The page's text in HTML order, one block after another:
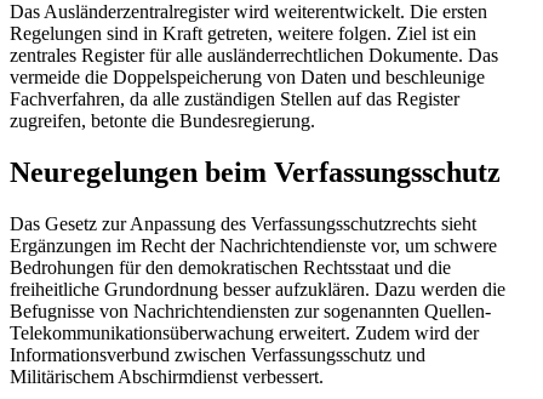
Das Ausländerzentralregister wird weiterentwickelt. Die ersten
Regelungen sind in Kraft getreten, weitere folgen. Ziel ist ein
zentrales Register für alle ausländerrechtlichen Dokumente. Das
vermeide die Doppelspeicherung von Daten und beschleunige
Fachverfahren, da alle zuständigen Stellen auf das Register
zugreifen, betonte die Bundesregierung.
Neuregelungen beim Verfassungsschutz
Das Gesetz zur Anpassung des Verfassungsschutzrechts sieht
Ergänzungen im Recht der Nachrichtendienste vor, um schwere
Bedrohungen für den demokratischen Rechtsstaat und die
freiheitliche Grundordnung besser aufzuklären. Dazu werden die
Befugnisse von Nachrichtendiensten zur sogenannten Quellen-
Telekommunikationsüberwachung erweitert. Zudem wird der
Informationsverbund zwischen Verfassungsschutz und
Militärischem Abschirmdienst verbessert.